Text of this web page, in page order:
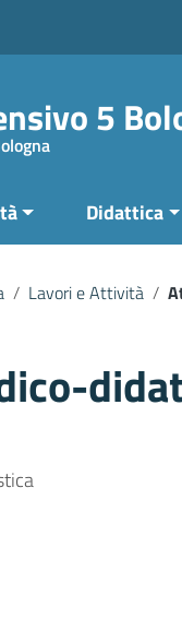
5
Didattica
/ Lavori e Attività /